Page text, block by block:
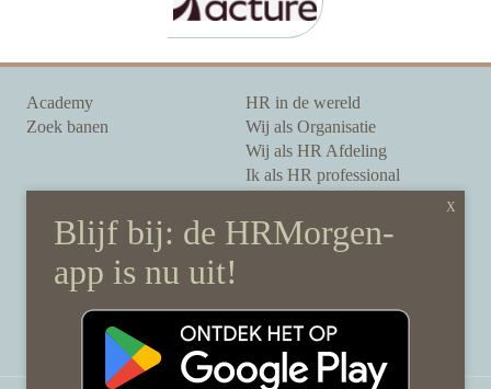
Academy
Zoek banen
HR in de wereld
Wij als Organisatie
Wij als HR Afdeling
Ik als HR professional
Onze auteurs
Onze partners
Sponsoring
Over HRMorgen
Disclaimer & gedragscode